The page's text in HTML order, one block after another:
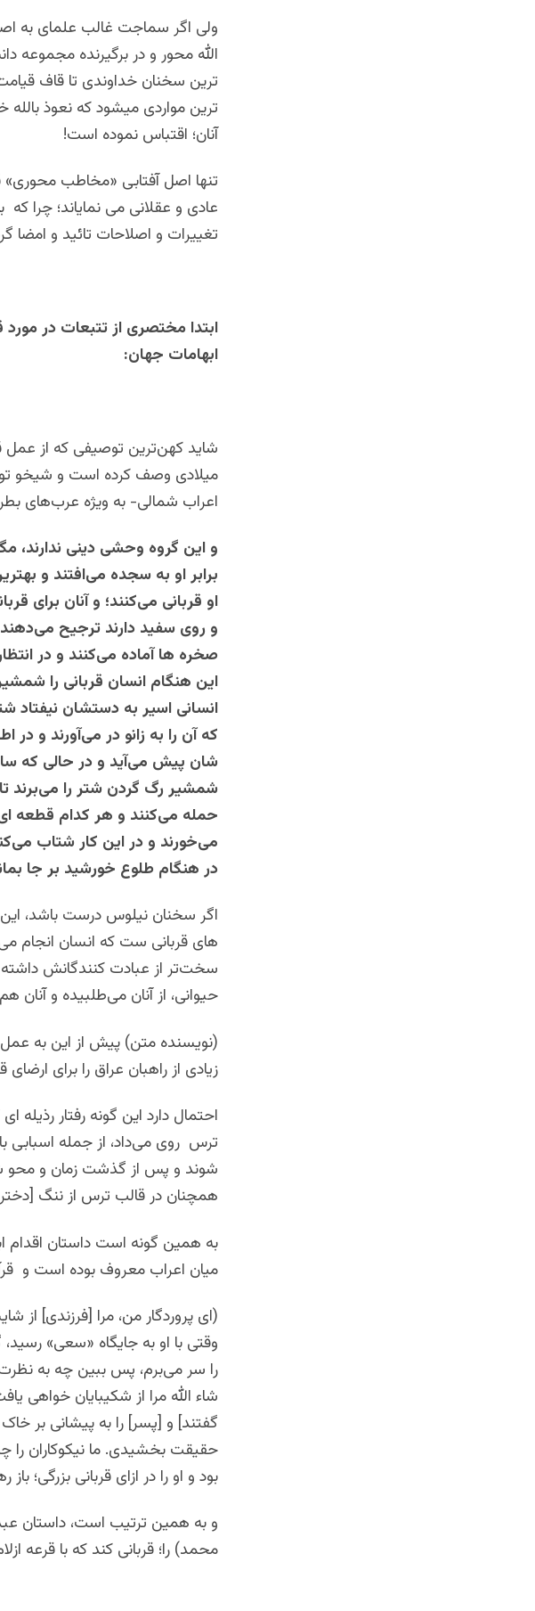
ولی اگر سماجت غالب علمای به
الله محور و در برگیرنده مجموعه
ترین سخنان خداوندی تا قاف
ترین مواردی میشود که نعوذ بالله
آنان؛ اقتباس نموده است!
تنها اصل آفتابی «مخاطب محوری»
عادی و عقلانی می نمایاند؛ چرا که
تغییرات و اصلاحات تائید و امضا
ابتدا مختصری از تتبعات در
ابهامات جهان:
میلادی وصف کرده است و شیخو
اعراب شمالی- به ویژه عرب‌های
و این گروه وحشی دینی ندارند،
برابر او به سجده می‌افتند و
او قربانی می‌کنند؛ و آنان برای
و روی سفید دارند ترجیح
صخره‌ ها آماده می‌کنند و در
این هنگام انسان قربانی را
انسانی اسیر به دستشان نیفتاد
که آن را به زانو در می‌آورند و
شان پیش می‌آید و در حالی که
شمشیر رگ گردن شتر را می‌برند
حمله می‌کنند و هر کدام قطعه
می‌خورند و در این کار شتاب
در هنگام طلوع خورشید بر جا بماند
اگر سخنان نیلوس درست باشد،
های قربانی ست که انسان انجام
سخت‌تر از عبادت کنندگانش داشته
حیوانی، از آنان می‌طلبیده و آنان
(نویسنده متن) پیش از این به
زیادی از راهبان عراق را برای
احتمال دارد این گونه رفتار
ترس روی می‌داد، از جمله اسبابی
شوند و پس از گذشت زمان و محو
همچنان در قالب ترس از ننگ [دختر
به همین گونه است داستان اقدام
میان اعراب معروف بوده است و
(ای پروردگار من، مرا [فرزندی] از
وقتی با او به جایگاه «سعی»
را سر می‌برم، پس ببین چه به
شاء الله مرا از شکیبایان خواهی
گفتند] و [پسر] را به پیشانی بر خاک
حقیقت بخشیدی. ما نیکوکاران را
بود و او را در ازای قربانی بزرگی؛ باز
و به همین ترتیب است، داستان
محمد) را؛ قربانی کند که با قرعه